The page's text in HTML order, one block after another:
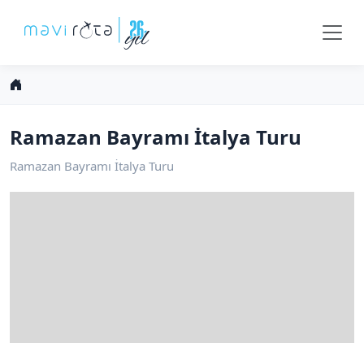
Ramazan Bayramı İtalya Turu
Ramazan Bayramı İtalya Turu